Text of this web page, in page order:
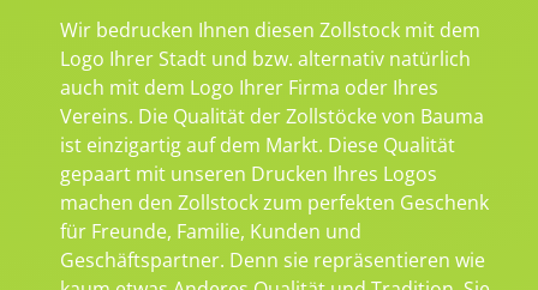
Wir bedrucken Ihnen diesen Zollstock mit dem
Logo Ihrer Stadt und bzw. alternativ natürlich
auch mit dem Logo Ihrer Firma oder Ihres
Vereins. Die Qualität der Zollstöcke von Bauma
ist einzigartig auf dem Markt. Diese Qualität
gepaart mit unseren Drucken Ihres Logos
machen den Zollstock zum perfekten Geschenk
für Freunde, Familie, Kunden und
Geschäftspartner. Denn sie repräsentieren wie